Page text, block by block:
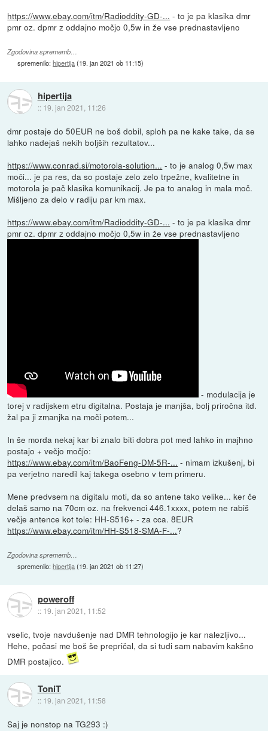
https://www.ebay.com/itm/Radioddity-GD-... - to je pa klasika dmr
pmr oz. dpmr z oddajno močjo 0,5w in že vse prednastavljeno
Zgodovina sprememb…
spremenilo:hipertija(19. jan 2021 ob 11:15)
hipertija
:: 19. jan 2021, 11:26
dmr postaje do 50EUR ne boš dobil, sploh pa ne kake take, da se
lahko nadejaš nekih boljših rezultatov...
https://www.conrad.si/motorola-solution... - to je analog 0,5w max
moči... je pa res, da so postaje zelo zelo trpežne, kvalitetne in
motorola je pač klasika komunikacij. Je pa to analog in mala moč.
Mišljeno za delo v radiju par km max.
https://www.ebay.com/itm/Radioddity-GD-... - to je pa klasika dmr
pmr oz. dpmr z oddajno močjo 0,5w in že vse prednastavljeno
- modulacija je
torej v radijskem etru digitalna. Postaja je manjša, bolj priročna itd.
žal pa ji zmanjka na moči potem...
In še morda nekaj kar bi znalo biti dobra pot med lahko in majhno
postajo + večjo močjo:
https://www.ebay.com/itm/BaoFeng-DM-5R-... - nimam izkušenj, bi
pa verjetno naredil kaj takega osebno v tem primeru.
Mene predvsem na digitalu moti, da so antene tako velike... ker če
delaš samo na 70cm oz. na frekvenci 446.1xxxx, potem ne rabiš
večje antence kot tole: HH-S516+ - za cca. 8EUR
https://www.ebay.com/itm/HH-S518-SMA-F-...?
Zgodovina sprememb…
spremenilo:hipertija(19. jan 2021 ob 11:27)
poweroff
:: 19. jan 2021, 11:52
vselic, tvoje navdušenje nad DMR tehnologijo je kar nalezljivo...
Hehe, počasi me boš še prepričal, da si tudi sam nabavim kakšno
DMR postajico.
ToniT
:: 19. jan 2021, 11:58
Saj je nonstop na TG293 :)